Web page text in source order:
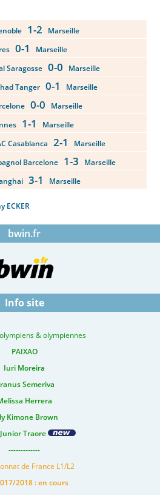
1-2 Marseille
0-1
Marseille
Saragosse 0-0 Marseille
Tanger 0-1
Marseille
0-0 Marseille
1-1
Marseille
Casablanca 2-1
Marseille
Barcelone 1-3 Marseille
3-1 Marseille
ECKER
bwin.fr
Info site
& olympiennes
PAIXAO
Iuri Moreira
Semeriva
Herrera
Kimone Brown
Traore
-------------
de France L1/L2
2018 : en cours